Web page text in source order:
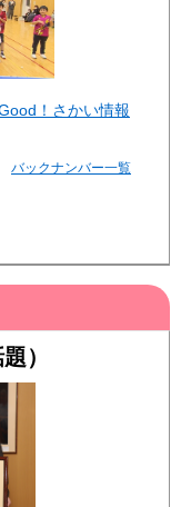
！さかい情報
バックナンバー一覧
）